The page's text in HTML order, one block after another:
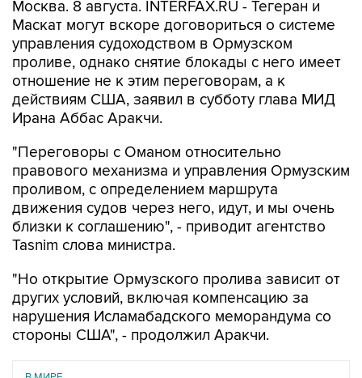
управления судоходством в Ормузском
проливе, однако снятие блокады с него имеет
отношение не к этим переговорам, а к
действиям США, заявил в субботу глава МИД
Ирана Аббас Аракчи.
"Переговоры с Оманом относительно
проливом, с определением маршрута
движения судов через него, идут, и мы очень
близки к соглашению", - приводит агентство
Tasnim слова министра.
"Но открытие Ормузского пролива зависит от
нарушения Исламабадского меморандума со
стороны США", - продолжил Аракчи.
В МИРЕ